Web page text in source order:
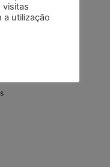
visitas
a utilização